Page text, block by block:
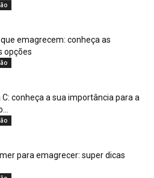
que emagrecem: conheça as
opções
conheça a sua importância para a
para emagrecer: super dicas